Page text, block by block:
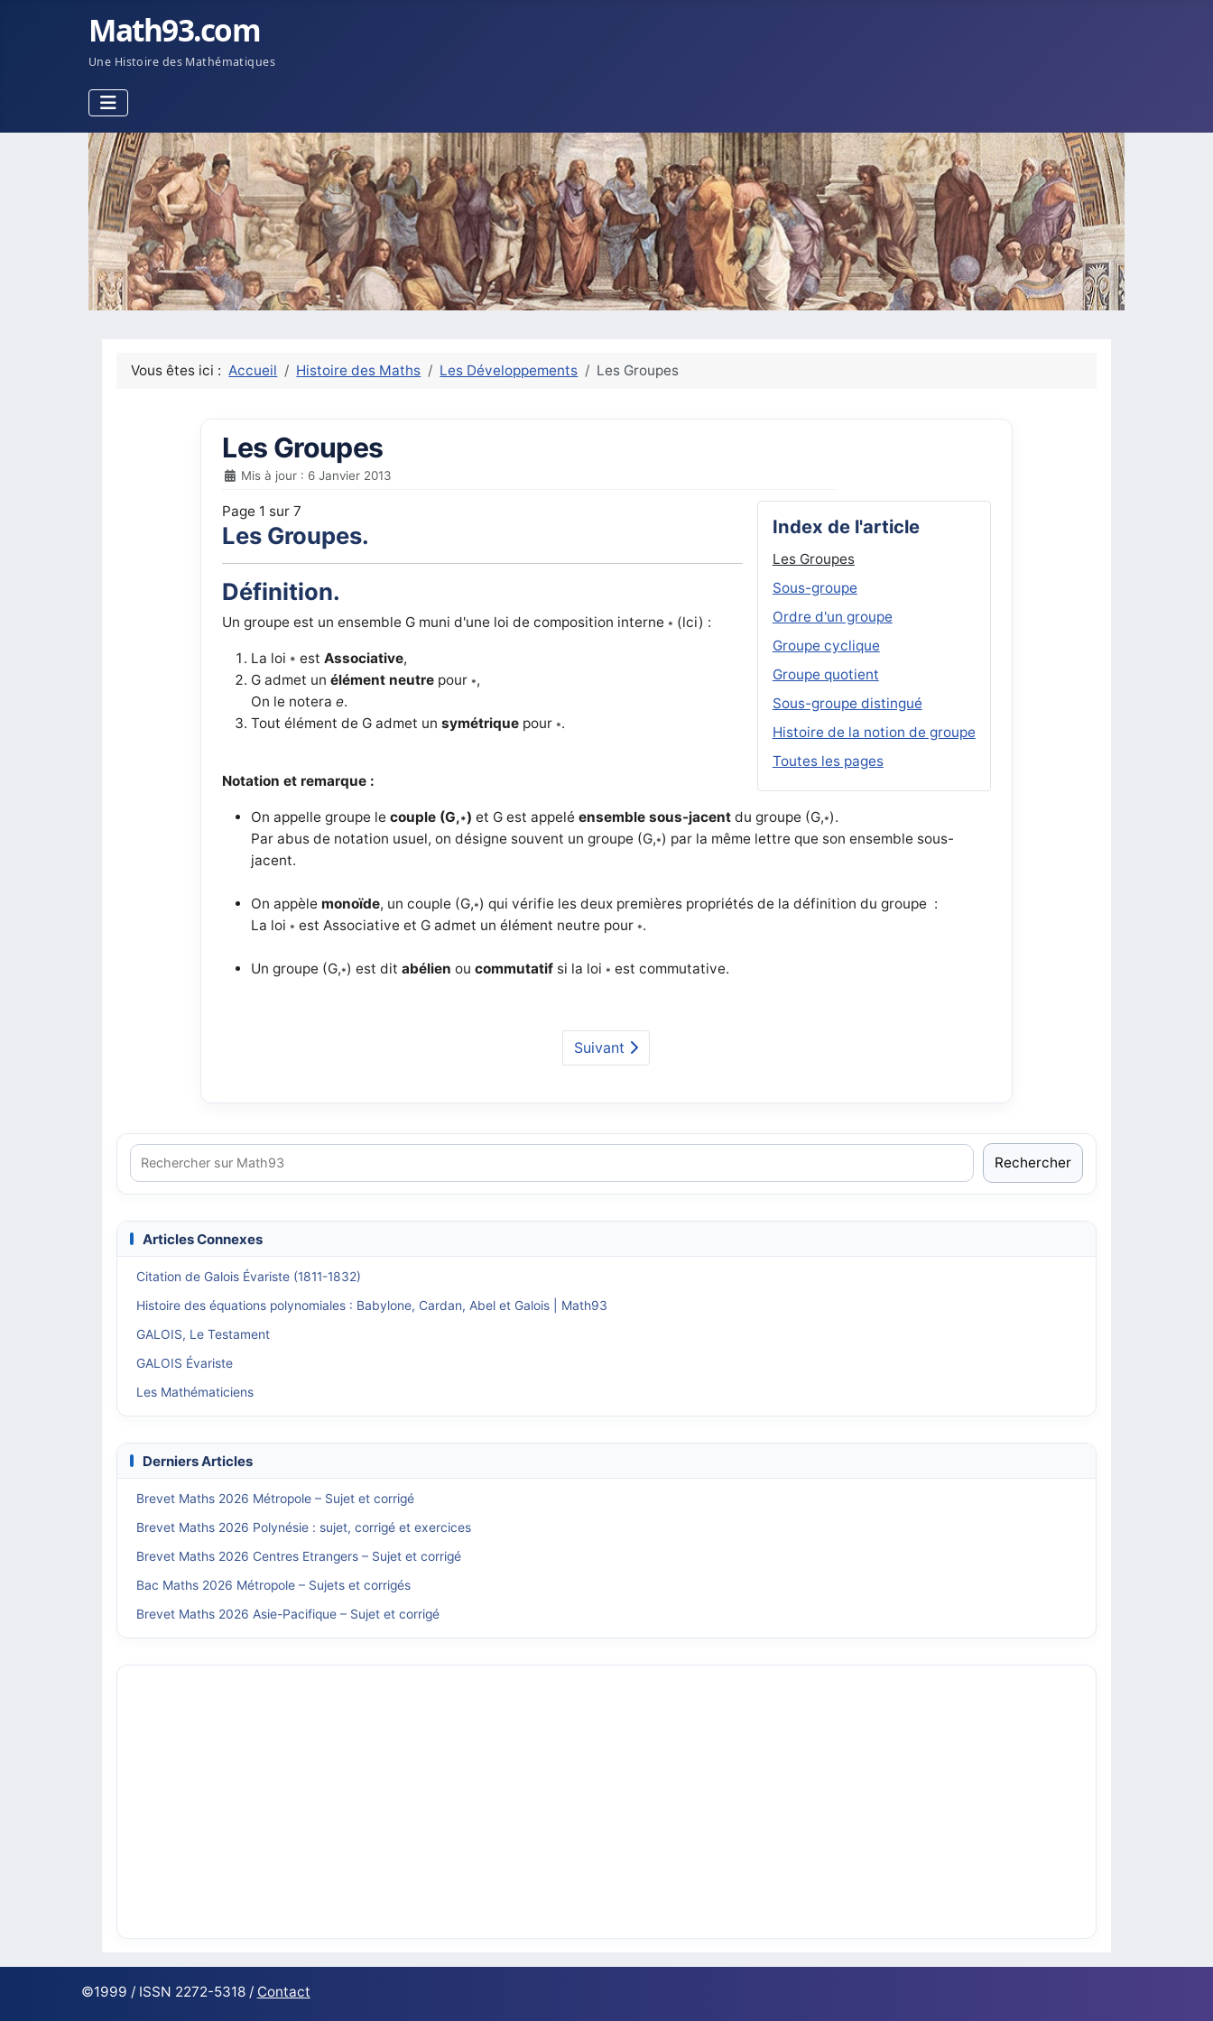
Math93.com
Une Histoire des Mathématiques
Vous êtes ici :Accueil Histoire des Maths Les Développements Les Groupes
Les Groupes
Mis à jour : 6 Janvier 2013
Index de l'article
Les Groupes
Sous-groupe
Ordre d'un groupe
Groupe cyclique
Groupe quotient
Sous-groupe distingué
Histoire de la notion de groupe
Toutes les pages
Page 1 sur 7
Les Groupes.
Définition.
Un groupe est un ensemble G muni d'une loi de composition interne * (lci) :
La loi * est Associative,
G admet unélément neutre pour *,
On le noterae.
Tout élément de G admet unsymétrique pour *.
Notation et remarque :
On appelle groupe lecouple (G,*) et G est appeléensemble sous-jacent du groupe (G,*).
Par abus de notation usuel, on désigne souvent un groupe (G,*) par la même lettre que son ensemble sous-
jacent.
On appèle monoïde, un couple (G,*) qui vérifie les deux premières propriétés de la définition du groupe :
La loi * est Associative et G admet un élément neutre pour *.
Un groupe (G,*) est ditabélien oucommutatif si la loi * est commutative.
Suivant
Rechercher
Articles Connexes
Citation de Galois Évariste (1811-1832)
Histoire des équations polynomiales : Babylone, Cardan, Abel et Galois | Math93
GALOIS, Le Testament
GALOIS Évariste
Les Mathématiciens
Derniers Articles
Brevet Maths 2026 Métropole – Sujet et corrigé
Brevet Maths 2026 Polynésie : sujet, corrigé et exercices
Brevet Maths 2026 Centres Etrangers – Sujet et corrigé
Bac Maths 2026 Métropole – Sujets et corrigés
Brevet Maths 2026 Asie-Pacifique – Sujet et corrigé
©1999 / ISSN 2272-5318 / Contact